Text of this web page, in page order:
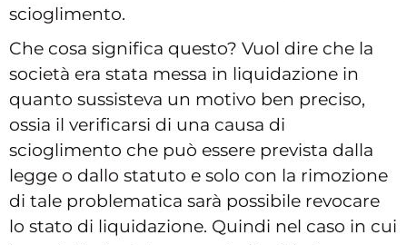
scioglimento.
Che cosa significa questo? Vuol dire che la
società era stata messa in liquidazione in
quanto sussisteva un motivo ben preciso,
ossia il verificarsi di una causa di
scioglimento che può essere prevista dalla
legge o dallo statuto e solo con la rimozione
di tale problematica sarà possibile revocare
lo stato di liquidazione. Quindi nel caso in cui